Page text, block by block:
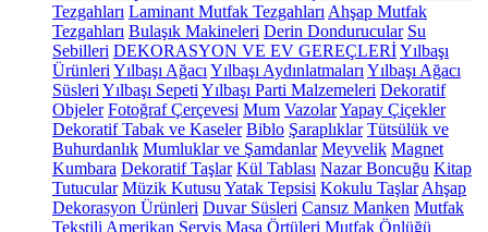
Tezgahları Laminant Mutfak Tezgahları Ahşap Mutfak
Tezgahları Bulaşık Makineleri Derin Dondurucular Su
Sebilleri DEKORASYON VE EV GEREÇLERİYılbaşı
Ürünleri Yılbaşı Ağacı Yılbaşı Aydınlatmaları Yılbaşı Ağacı
Süsleri Yılbaşı Sepeti Yılbaşı Parti Malzemeleri Dekoratif
Objeler Fotoğraf Çerçevesi Mum VazolarYapay Çiçekler
Dekoratif Tabak ve Kaseler Biblo Şaraplıklar Tütsülük ve
Buhurdanlık Mumluklar ve Şamdanlar Meyvelik Magnet
Kumbara Dekoratif Taşlar Kül Tablası Nazar Boncuğu Kitap
Tutucular Müzik Kutusu Yatak Tepsisi Kokulu Taşlar Ahşap
Dekorasyon Ürünleri Duvar Süsleri Cansız Manken Mutfak
Tekstili Amerikan Servis Masa Örtüleri Mutfak Önlüğü